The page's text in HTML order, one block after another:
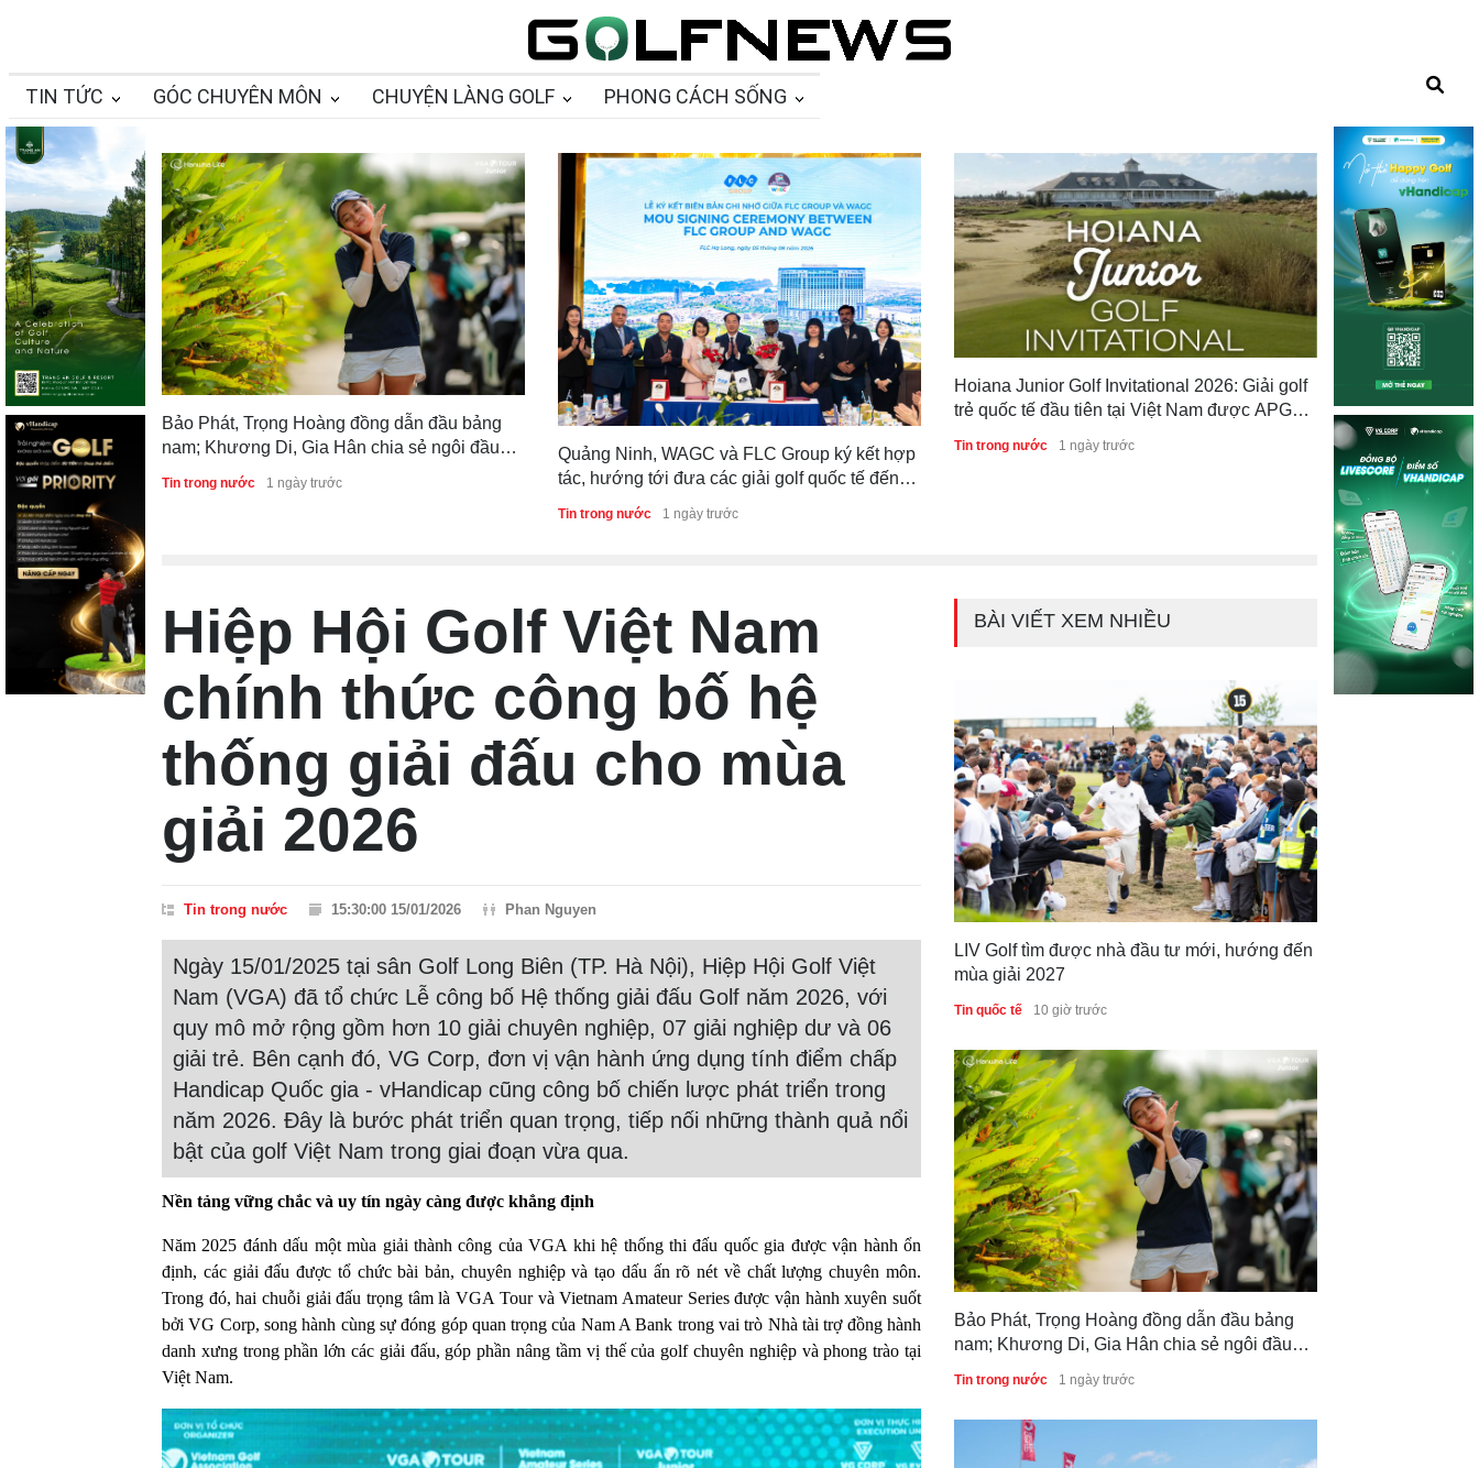
TIN TỨC GÓC CHUYÊN MÔN CHUYỆN LÀNG GOLF PHONG CÁCH SỐNG
Bảo Phát, Trọng Hoàng đồng dẫn đầu bảng
nam; Khương Di, Gia Hân chia sẻ ngôi đầu
bảng nữ sau vòng 1 Giải Vô địch Golf Trẻ
Quốc gia 2026
Tin trong nước 1 ngày trước
Quảng Ninh, WAGC và FLC Group ký kết hợp
tác, hướng tới đưa các giải golf quốc tế đến
Tin trong nước 1 ngày trước
Hoiana Junior Golf Invitational 2026: Giải golf
trẻ quốc tế đầu tiên tại Việt Nam được APGC
Tin trong nước 1 ngày trước
Royal Group
cộng đồng đối
Country Club
Tin trong nước 1
Hiệp Hội Golf Việt Nam
chính thức công bố hệ
thống giải đấu cho mùa
giải 2026
Tin trong nước 15:30:00 15/01/2026 Phan Nguyen
Ngày 15/01/2025 tại sân Golf Long Biên (TP. Hà Nội), Hiệp Hội Golf Việt
Nam (VGA) đã tổ chức Lễ công bố Hệ thống giải đấu Golf năm 2026, với
quy mô mở rộng gồm hơn 10 giải chuyên nghiệp, 07 giải nghiệp dư và 06
giải trẻ. Bên cạnh đó, VG Corp, đơn vị vận hành ứng dụng tính điểm chấp
Handicap Quốc gia - vHandicap cũng công bố chiến lược phát triển trong
năm 2026. Đây là bước phát triển quan trọng, tiếp nối những thành quả nổi
bật của golf Việt Nam trong giai đoạn vừa qua.
Nền tảng vững chắc và uy tín ngày càng được khẳng định
Năm 2025 đánh dấu một mùa giải thành công của VGA khi hệ thống thi đấu quốc gia được vận hành ổn
định, các giải đấu được tổ chức bài bản, chuyên nghiệp và tạo dấu ấn rõ nét về chất lượng chuyên môn.
Trong đó, hai chuỗi giải đấu trọng tâm là VGA Tour và Vietnam Amateur Series được vận hành xuyên suốt
bởi VG Corp, song hành cùng sự đóng góp quan trọng của Nam A Bank trong vai trò Nhà tài trợ đồng hành
danh xưng trong phần lớn các giải đấu, góp phần nâng tầm vị thế của golf chuyên nghiệp và phong trào tại
Việt Nam.
BÀI VIẾT XEM NHIỀU
LIV Golf tìm được nhà đầu tư mới, hướng đến
mùa giải 2027
Tin quốc tế 10 giờ trước
Bảo Phát, Trọng Hoàng đồng dẫn đầu bảng
nam; Khương Di, Gia Hân chia sẻ ngôi đầu
bảng nữ sau vòng 1 Giải Vô địch Golf Trẻ
Quốc gia 2026
Tin trong nước 1 ngày trước